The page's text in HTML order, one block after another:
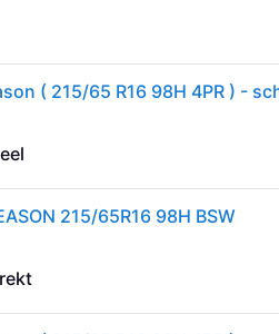
( 215/65 R16 98H 4PR ) -
215/65R16 98H BSW